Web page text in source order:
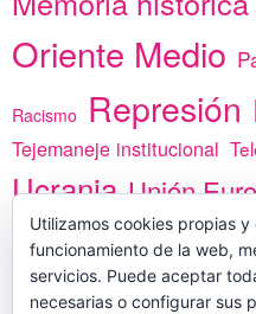
Oriente Medio
Racismo Represión
Tejemaneje institucional
Ucrania Unión
vacunas Yemen África
Utilizamos cookies propias
funcionamiento de la web,
servicios. Puede aceptar
necesarias o configurar sus